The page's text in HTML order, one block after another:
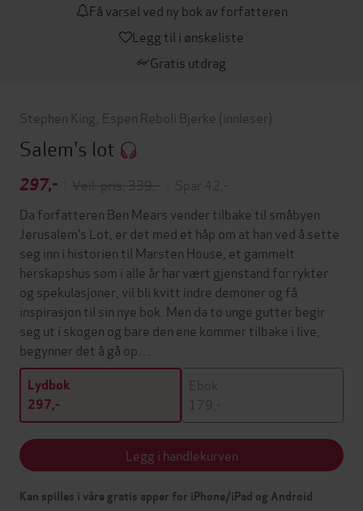
Få varsel ved ny bok av forfatteren
Legg til i ønskeliste
Gratis utdrag
Stephen King Espen Reboli Bjerke (innleser)
Salem's lot
297,- Veil. pris: 339,-
Spar 42,-
Da forfatteren Ben Mears vender tilbake til småbyen
Jerusalem’s Lot, er det med et håp om at han ved å sette
seg inn i historien til Marsten House, et gammelt
herskapshus som i alle år har vært gjenstand for rykter
og spekulasjoner, vil bli kvitt indre demoner og få
inspirasjon til sin nye bok. Men da to unge gutter begir
seg ut i skogen og bare den ene kommer tilbake i live,
begynner det å gå op…
Lydbok
297,-
Ebok
179,-
Legg i handlekurven
Kan spilles i våre gratis apper for iPhone/iPad og Android